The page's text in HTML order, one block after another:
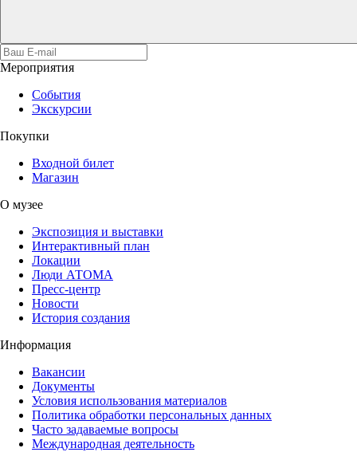
Мероприятия
События
Экскурсии
Покупки
Входной билет
Магазин
О музее
Экспозиция и выставки
Интерактивный план
Локации
Люди АТОМА
Пресс-центр
Новости
История создания
Информация
Вакансии
Документы
Условия использования материалов
Политика обработки персональных данных
Часто задаваемые вопросы
Международная деятельность